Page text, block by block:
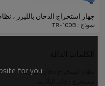
جهاز استخراج الدخان بالليزر ،
نموذج : TR-100B
نظام استخراج دخان البلازما
for you.